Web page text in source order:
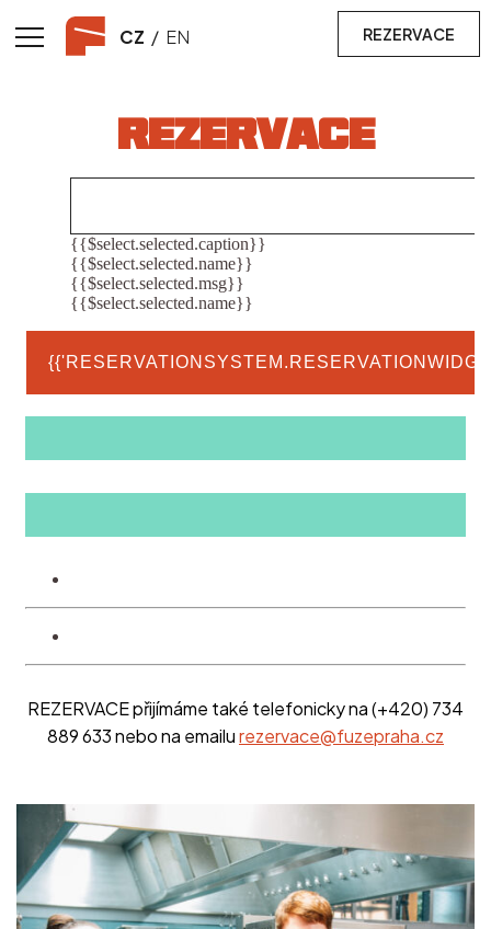
CZ / EN REZERVACE
REZERVACE
REZERVACE přijímáme také telefonicky na (+420) 734
889 633 nebo na emailurezervace@fuzepraha.cz